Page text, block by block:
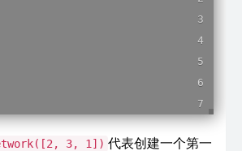
3, 1]) 代表创建一个第一